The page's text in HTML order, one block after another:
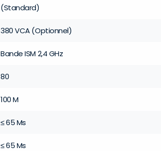
(Standard)
380 VCA (Optionnel)
Bande ISM 2,4 GHz
80
100 M
≤ 65 Ms
≤ 65 Ms